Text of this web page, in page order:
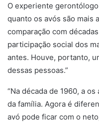
O experiente
quanto os avós são mais
comparação com
participação social dos
antes. Houve, portanto,
dessas pessoas.”
“Na década de 1960, a
da família. Agora é
avó pode ficar com o